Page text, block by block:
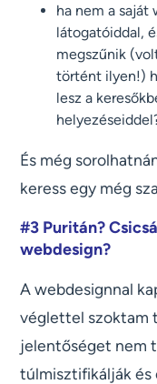
ha nem a
látogatóiddal,
megszűnik
történt ilyen!)
lesz a
És még
keress egy még
#3 Puritán?
webdesign?
A webdesignnal
véglettel szoktam
jelentőséget nem
túlmisztifikálják és